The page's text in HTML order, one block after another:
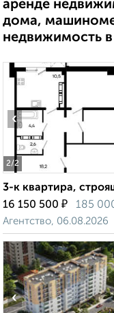
аренде
дома,
недвижимость
2/2
‹
3-к квартира,
16 150 500 ₽ 185
Агентство, 06.08.2026
‹